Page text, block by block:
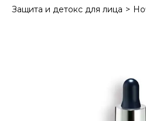
Защита и детокс для лица